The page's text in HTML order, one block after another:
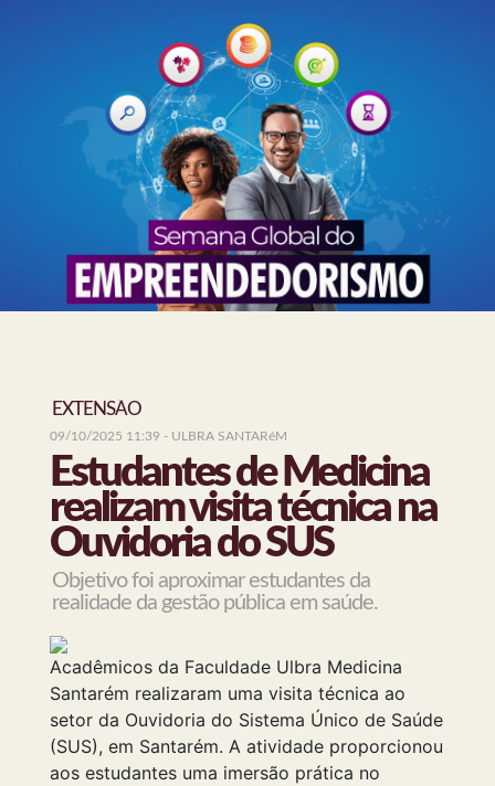
EXTENSÃO
09/10/2025 11:39 - ULBRA SANTARéM
Estudantes de Medicina
realizam visita técnica na
Ouvidoria do SUS
Objetivo foi aproximar estudantes da
realidade da gestão pública em saúde.
Acadêmicos da Faculdade Ulbra Medicina
Santarém realizaram uma visita técnica ao
setor da Ouvidoria do Sistema Único de Saúde
(SUS), em Santarém. A atividade proporcionou
aos estudantes uma imersão prática no